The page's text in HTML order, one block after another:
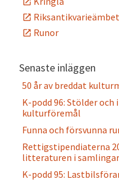
Runor
Senaste inläggen
50 år av breddat
K-podd 96: Stölder
kulturföremål
Funna och försvunna
Rettigstipendiaterna
litteraturen i
K-podd 95: